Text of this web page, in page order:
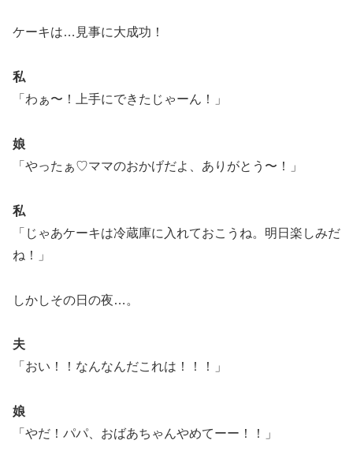
ケーキは…見事に大成功！
私
「わぁ〜！上手にできたじゃーん！」
娘
「やったぁ♡ママのおかげだよ、ありがとう〜！」
私
「じゃあケーキは冷蔵庫に入れておこうね。明日楽しみだ
ね！」
しかしその日の夜…。
夫
「おい！！なんなんだこれは！！！」
娘
「やだ！パパ、おばあちゃんやめてーー！！」